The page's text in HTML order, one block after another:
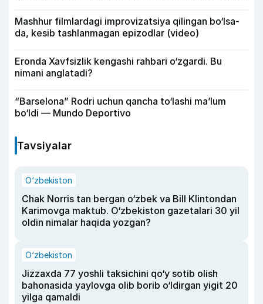
Mashhur filmlardagi improvizatsiya qilingan bo‘lsa-
da, kesib tashlanmagan epizodlar (video)
Eronda Xavfsizlik kengashi rahbari o‘zgardi. Bu
nimani anglatadi?
“Barselona” Rodri uchun qancha to‘lashi ma’lum
bo‘ldi — Mundo Deportivo
Tavsiyalar
O‘zbekiston
Chak Norris tan bergan o‘zbek va Bill Klintondan
Karimovga maktub. O‘zbekiston gazetalari 30 yil
oldin nimalar haqida yozgan?
O‘zbekiston
Jizzaxda 77 yoshli taksichini qo‘y sotib olish
bahonasida yaylovga olib borib o‘ldirgan yigit 20
yilga qamaldi